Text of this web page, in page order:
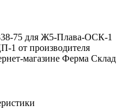
75 для Ж5-Плава-ОСК-1
от производителя
магазине Ферма Склад